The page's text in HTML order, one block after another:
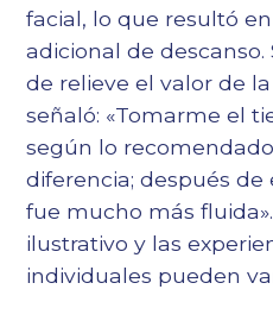
facial, lo que resultó
adicional de
de relieve el valor de
señaló: «Tomarme el
según lo
diferencia; después de
fue mucho más
ilustrativo y las
individuales pueden